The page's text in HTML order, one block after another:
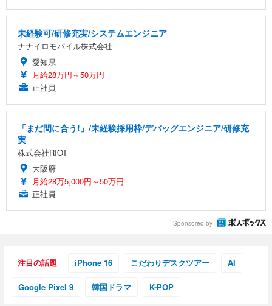
未経験可/研修充実/システムエンジニア
ナナイロモバイル株式会社
愛知県
月給28万円～50万円
正社員
「まだ間に合う!」/未経験採用枠/デバッグエンジニア/研修充
実
株式会社RIOT
大阪府
月給28万5,000円～50万円
正社員
Sponsored by
注目の話題 iPhone 16 こだわりデスクツアー AI
Google Pixel 9 韓国ドラマ K-POP